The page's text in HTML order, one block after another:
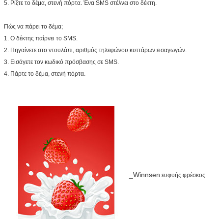
5. Ρίξτε το δέμα, στενή πόρτα. Ένα SMS στέλνει στο δέκτη.
Πώς να πάρει το δέμα;
1. Ο δέκτης παίρνει το SMS.
2. Πηγαίνετε στο ντουλάπι, αριθμός τηλεφώνου κυττάρων εισαγωγών.
3. Εισάγετε τον κωδικό πρόσβασης σε SMS.
4. Πάρτε το δέμα, στενή πόρτα.
_Winnsen ευφυής φρέσκος